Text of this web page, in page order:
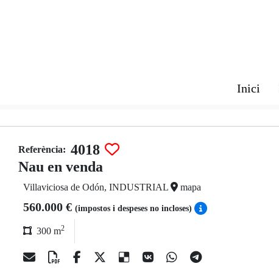
Inici
Referència: 4018
Nau en venda
Villaviciosa de Odón, INDUSTRIAL mapa
560.000 € (impostos i despeses no incloses)
300 m2